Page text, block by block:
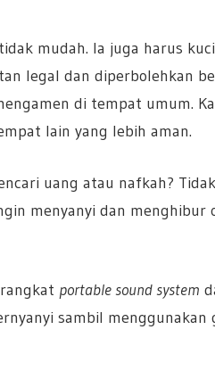
mudah. Ia juga harus
legal dan diperbolehkan
di tempat umum.
lain yang lebih aman.
uang atau nafkah?
menyanyi dan menghibur
portable sound system
sambil